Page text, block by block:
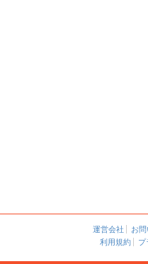
運営会社 お
利用規約
プ